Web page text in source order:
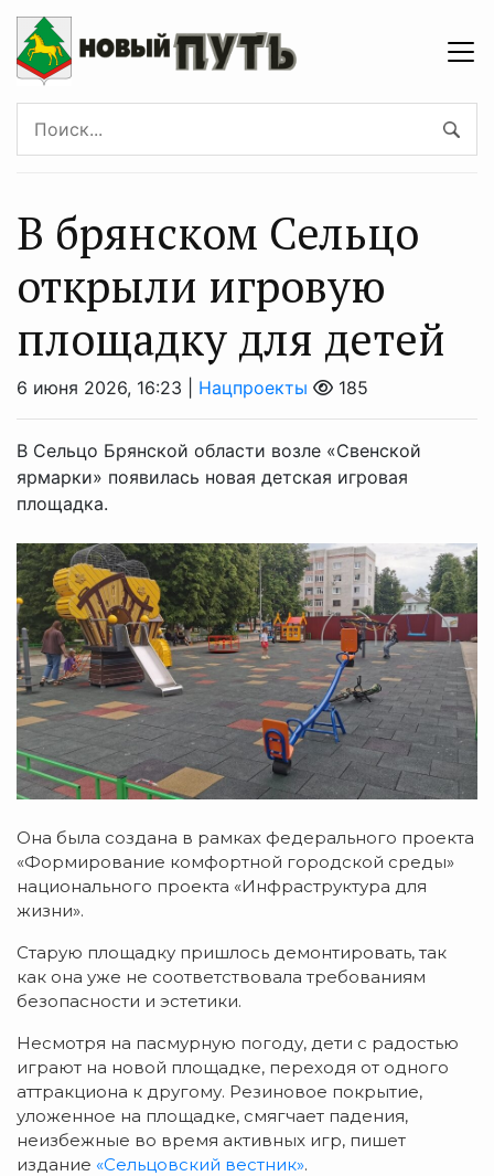
В брянском Сельцо
открыли игровую
площадку для детей
6 июня 2026, 16:23 | Нацпроекты 185
В Сельцо Брянской области возле «Свенской
ярмарки» появилась новая детская игровая
площадка.
Она была создана в рамках федерального проекта
«Формирование комфортной городской среды»
национального проекта «Инфраструктура для
жизни».
Старую площадку пришлось демонтировать, так
как она уже не соответствовала требованиям
безопасности и эстетики.
Несмотря на пасмурную погоду, дети с радостью
играют на новой площадке, переходя от одного
аттракциона к другому. Резиновое покрытие,
уложенное на площадке, смягчает падения,
неизбежные во время активных игр, пишет
издание «Сельцовский вестник».